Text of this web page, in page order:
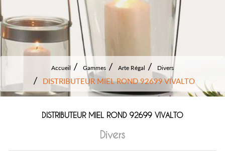
Accueil Gammes Arte Régal Divers
DISTRIBUTEUR MIEL ROND 92699 VIVALTO
DISTRIBUTEUR MIEL ROND 92699 VIVALTO
Divers